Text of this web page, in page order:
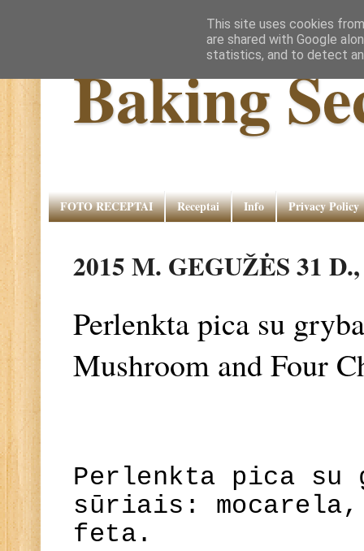
Baking
FOTO RECEPTAI Receptai Info Privacy Policy
2015 M. GEGUŽĖS 31
Perlenkta pica su
Mushroom and Four
Perlenkta pica
sūriais:
feta.
This site uses cookies
are shared with Google
statistics, and to detect